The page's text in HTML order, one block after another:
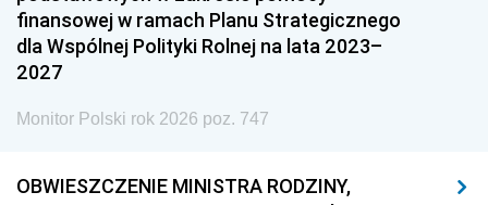
finansowej w ramach Planu Strategicznego
dla Wspólnej Polityki Rolnej na lata 2023–
2027
Monitor Polski rok 2026 poz. 747
OBWIESZCZENIE MINISTRA RODZINY,